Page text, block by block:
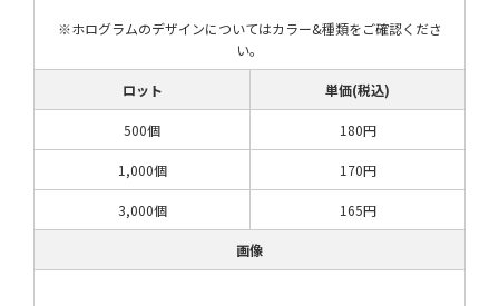
※ホログラムのデザインについてはカラー&種類をご確認くださ
い。
ロット 単価(税込)
500個 180円
1,000個 170円
3,000個 165円
画像